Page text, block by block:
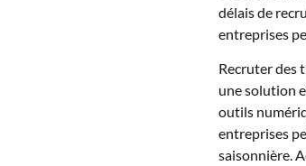
délais de
entreprises
Recruter des
une solution
outils
entreprises
saisonnière.